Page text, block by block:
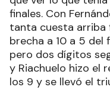
finales. Con
tanta cuesta arriba
brecha a 10 a 5 del
pero dos dígitos
y Riachuelo hizo el
los 9 y se llevó el